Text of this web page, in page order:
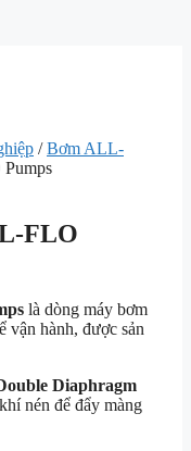
/Bơm ALL-
FLO
là dòng máy bơm
vận hành, được sản
Diaphragm
nén để đẩy màng